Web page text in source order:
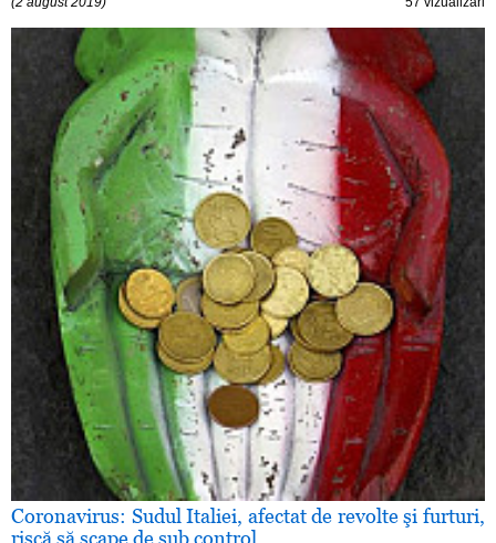
Coronavirus: Sudul Italiei, afectat de revolte şi furturi,
riscă să scape de sub control